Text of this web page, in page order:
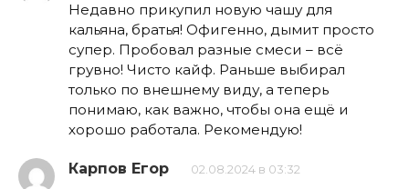
Недавно прикупил новую чашу для
кальяна, братья! Офигенно, дымит просто
супер. Пробовал разные смеси – всё
грувно! Чисто кайф. Раньше выбирал
только по внешнему виду, а теперь
понимаю, как важно, чтобы она ещё и
хорошо работала. Рекомендую!
Карпов Егор 02.08.2024 в 03:32